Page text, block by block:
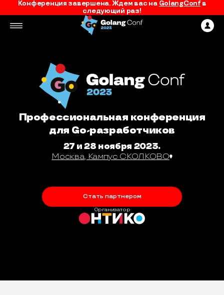
Конференция завершена. Ждем вас на GolangConfв
следующий раз!
Профессиональная конференция
для Go-разработчиков
27 и 28 ноября 2023.
Москва, Кампус СКОЛКОВО
Стать партнером
Организатор